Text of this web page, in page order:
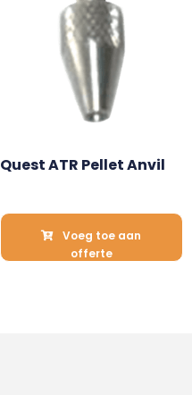
Quest ATR Pellet Anvil
Voeg toe aan
offerte